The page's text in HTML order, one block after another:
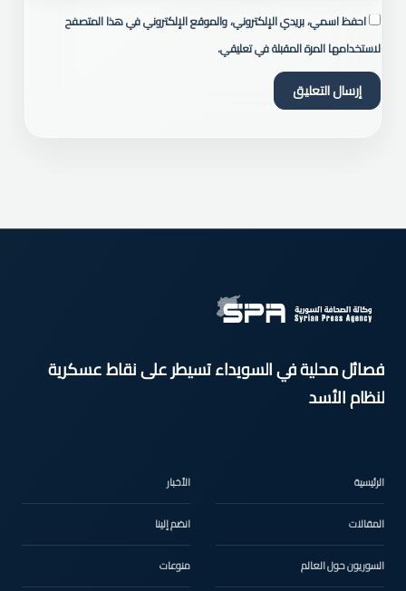
احفظ اسمي، بريدي الإلكتروني، والموقع الإلكتروني في هذا المتصفح
لاستخدامها المرة المقبلة في تعليقي.
فصائل محلية في السويداء تسيطر على نقاط عسكرية
لنظام الأسد
الرئيسية الأخبار
المقالات انضم إلينا
السوريون حول العالم منوعات